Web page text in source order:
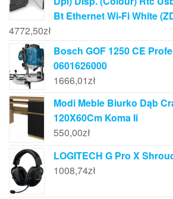
Bt Ethernet Wi-Fi White
4772,50zł
Bosch GOF 1250 CE
0601626000
1666,01zł
Modi Meble Biurko Dąb
120X60Cm Koma Ii
550,00zł
LOGITECH G Pro X
1008,74zł